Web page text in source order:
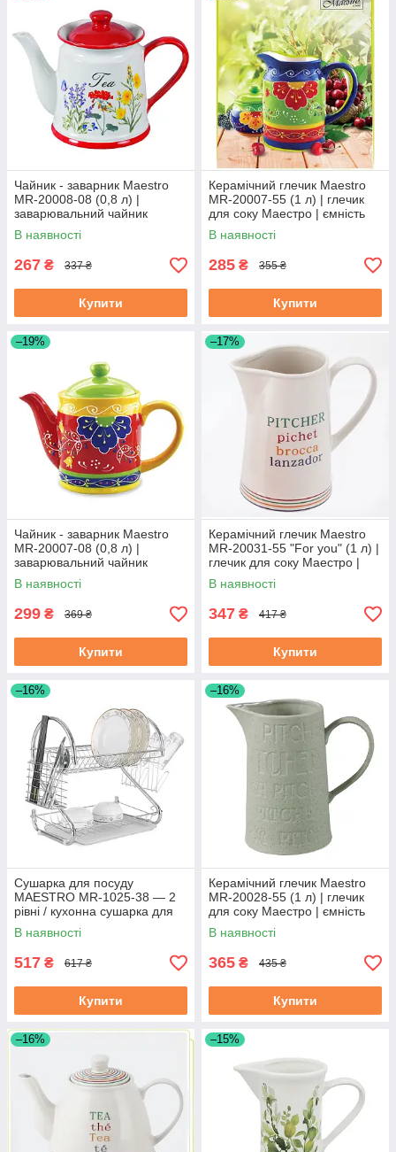
Чайник - заварник Maestro
MR-20008-08 (0,8 л) |
заварювальний чайник
Маестро | керамічний чайник
Маестро
В наявності
267 ₴ 337 ₴
Купити
Керамічний глечик Maestro
MR-20007-55 (1 л) | глечик
для соку Маестро | ємність
для води Маестро
В наявності
285 ₴ 355 ₴
Купити
–19%
Чайник - заварник Maestro
MR-20007-08 (0,8 л) |
заварювальний чайник
Маестро | керамічний чайник
Маестро
В наявності
299 ₴ 369 ₴
Купити
–17%
Керамічний глечик Maestro
MR-20031-55 "For you" (1 л) |
глечик для соку Маестро |
ємність для води Маестро
В наявності
347 ₴ 417 ₴
Купити
–16%
Сушарка для посуду
MAESTRO MR-1025-38 — 2
рівні / кухонна сушарка для
посуду Маестро
В наявності
517 ₴ 617 ₴
Купити
–16%
Керамічний глечик Maestro
MR-20028-55 (1 л) | глечик
для соку Маестро | ємність
для води Маестро
В наявності
365 ₴ 435 ₴
Купити
–16% –15%